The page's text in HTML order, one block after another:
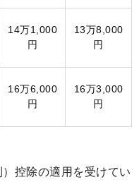
14万1,000
円
13万8,000
円
16万6,000
円
16万3,000
円
控除の適用を受けてい